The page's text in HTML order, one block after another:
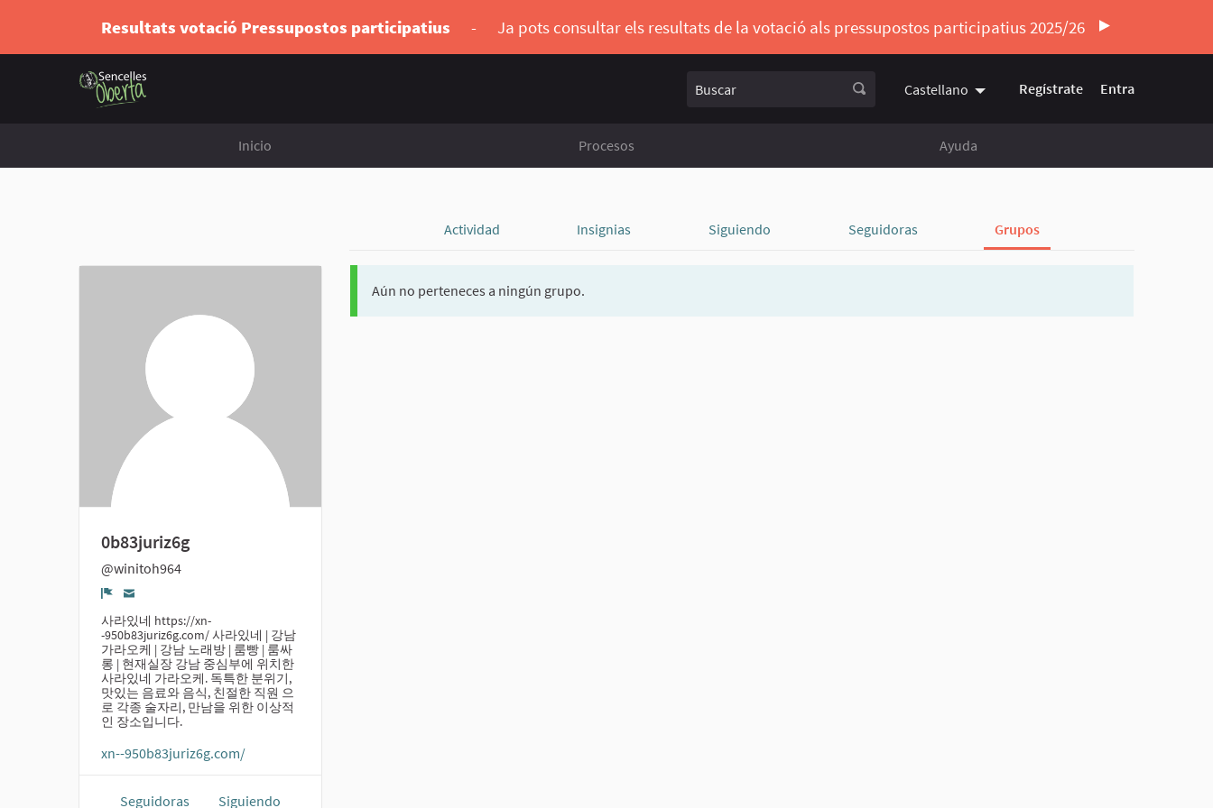
Resultats votació Pressupostos participatius - Ja pots consultar els resultats de la votació als pressupostos participatius 2025/26
Castellano Triar la llengua Elegir el idioma
Regístrate Entra
Inicio Procesos Ayuda
Actividad Insignias Siguiendo Seguidoras Grupos
0b83juriz6g
@winitoh964
Denunciar
사라있네 https://xn-
-950b83juriz6g.com/ 사라있네 | 강남
가라오케 | 강남 노래방 | 룸빵 | 룸싸
롱 | 현재실장 강남 중심부에 위치한
사라있네 가라오케. 독특한 분위기,
맛있는 음료와 음식, 친절한 직원 으
로 각종 술자리, 만남을 위한 이상적
인 장소입니다.
xn--950b83juriz6g.com/
Seguidoras Siguiendo
Aún no perteneces a ningún grupo.